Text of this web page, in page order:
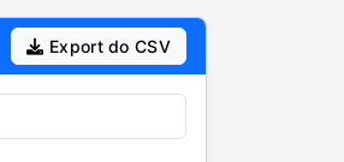
Export do CSV